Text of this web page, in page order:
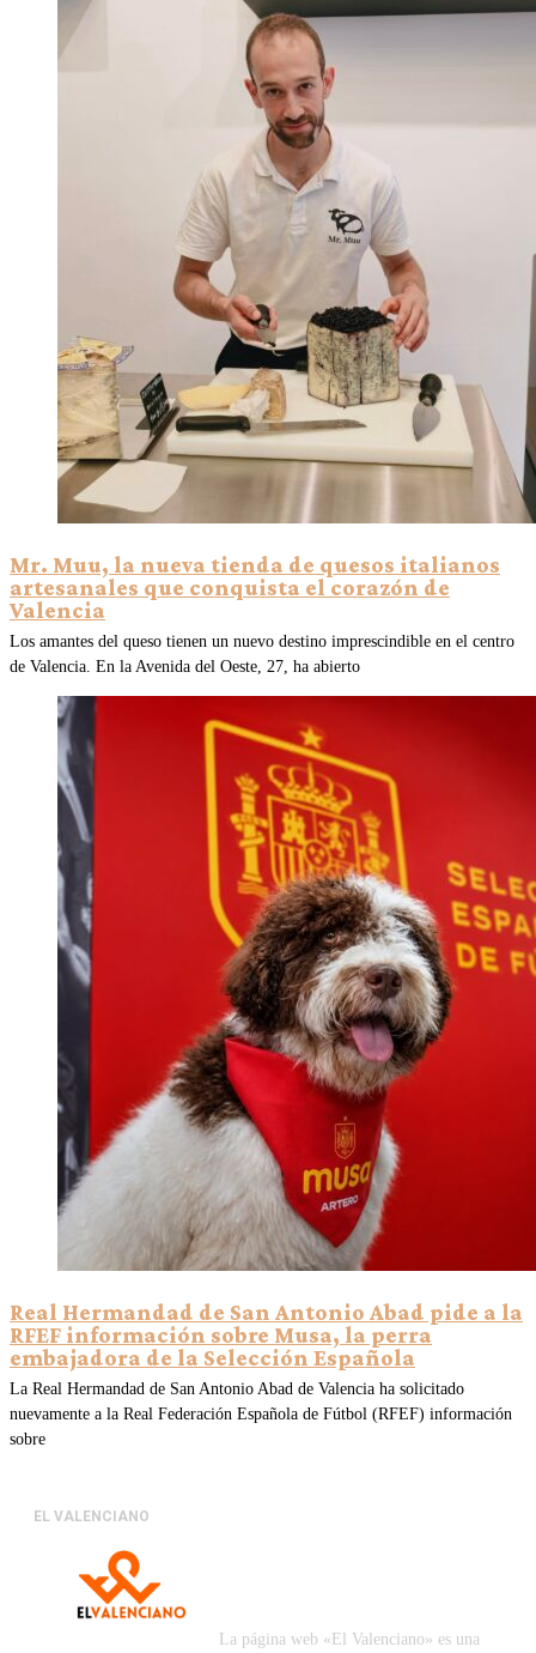
Mr. Muu, la nueva tienda de quesos italianos
artesanales que conquista el corazón de
Valencia
Los amantes del queso tienen un nuevo destino imprescindible en el centro
de Valencia. En la Avenida del Oeste, 27, ha abierto
Real Hermandad de San Antonio Abad pide a la
RFEF información sobre Musa, la perra
embajadora de la Selección Española
La Real Hermandad de San Antonio Abad de Valencia ha solicitado
nuevamente a la Real Federación Española de Fútbol (RFEF) información
sobre
EL VALENCIANO
La página web «El Valenciano» es una